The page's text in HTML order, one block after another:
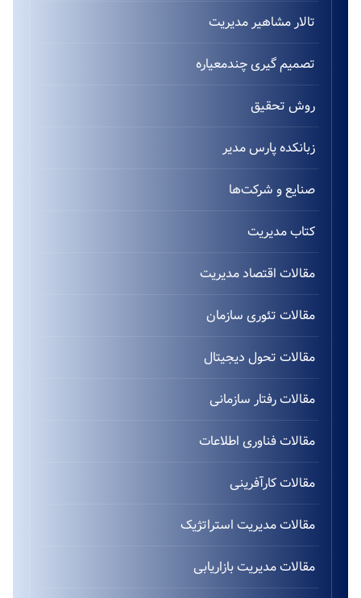
تالار مشاهیر مدیریت
تصمیم گیری چندمعیاره
روش تحقیق
زبانکده پارس مدیر
صنایع و شرکت‌ها
کتاب مدیریت
مقالات اقتصاد مدیریت
مقالات تئوری سازمان
مقالات تحول دیجیتال
مقالات رفتار سازمانی
مقالات فناوری اطلاعات
مقالات کارآفرینی
مقالات مدیریت استراتژیک
مقالات مدیریت بازاریابی